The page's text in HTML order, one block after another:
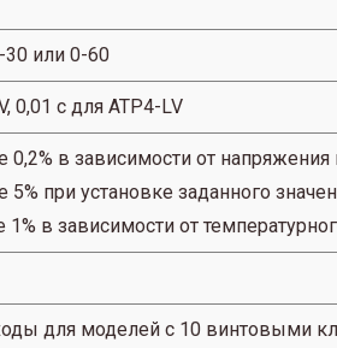
30 или 0-60
0,01 с для ATP4-LV
в зависимости от напряжения
при установке заданного
в зависимости от
для моделей с 10 винтовыми